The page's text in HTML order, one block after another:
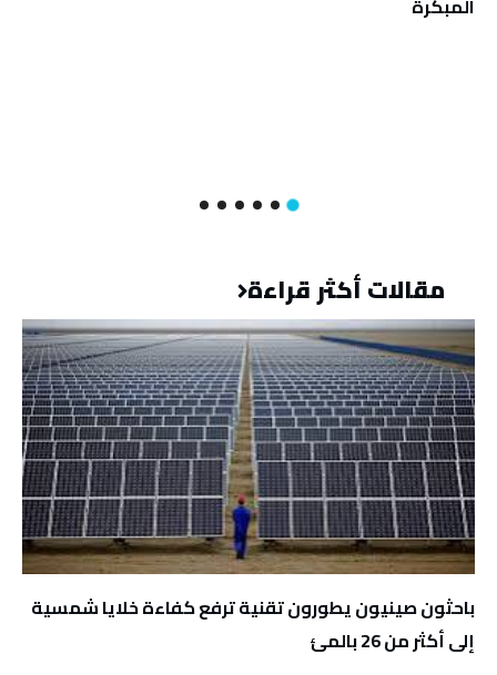
المبكرة
مقالات أكثر قراءة
باحثون صينيون يطورون تقنية ترفع كفاءة خلايا شمسية
إلى أكثر من 26 بالمئ